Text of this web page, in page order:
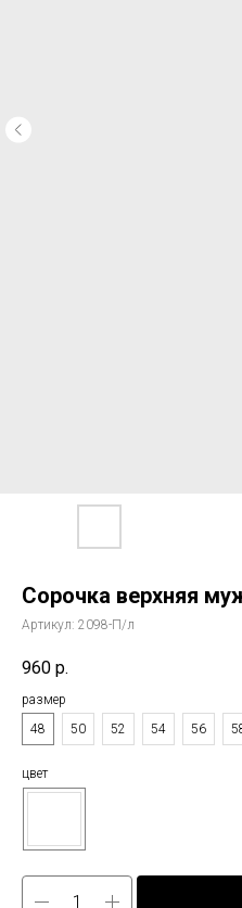
Сорочка верхняя
Артикул: 2098-П/л
960 р.
размер
48
50 52 54 56
цвет